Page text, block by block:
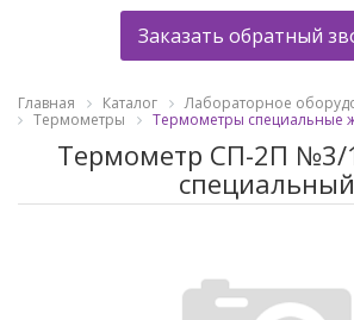
Заказать обратный
Главная Каталог
Лабораторное
Термометры
Термометры специальные
Термометр СП-2П №3/
специальный